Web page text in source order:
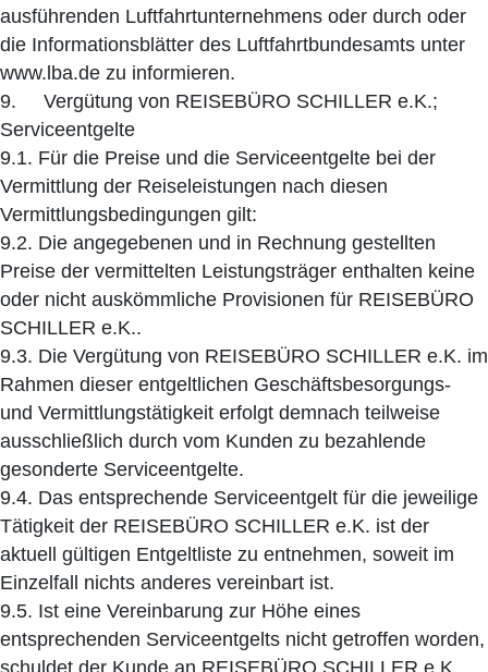
ausführenden Luftfahrtunternehmens oder durch oder
die Informationsblätter des Luftfahrtbundesamts unter
www.lba.de zu informieren.
9. Vergütung von REISEBÜRO SCHILLER e.K.;
Serviceentgelte
9.1. Für die Preise und die Serviceentgelte bei der
Vermittlung der Reiseleistungen nach diesen
Vermittlungsbedingungen gilt:
9.2. Die angegebenen und in Rechnung gestellten
Preise der vermittelten Leistungsträger enthalten keine
oder nicht auskömmliche Provisionen für REISEBÜRO
SCHILLER e.K..
9.3. Die Vergütung von REISEBÜRO SCHILLER e.K. im
Rahmen dieser entgeltlichen Geschäftsbesorgungs-
und Vermittlungstätigkeit erfolgt demnach teilweise
ausschließlich durch vom Kunden zu bezahlende
gesonderte Serviceentgelte.
9.4. Das entsprechende Serviceentgelt für die jeweilige
Tätigkeit der REISEBÜRO SCHILLER e.K. ist der
aktuell gültigen Entgeltliste zu entnehmen, soweit im
Einzelfall nichts anderes vereinbart ist.
9.5. Ist eine Vereinbarung zur Höhe eines
entsprechenden Serviceentgelts nicht getroffen worden,
schuldet der Kunde an REISEBÜRO SCHILLER e.K.